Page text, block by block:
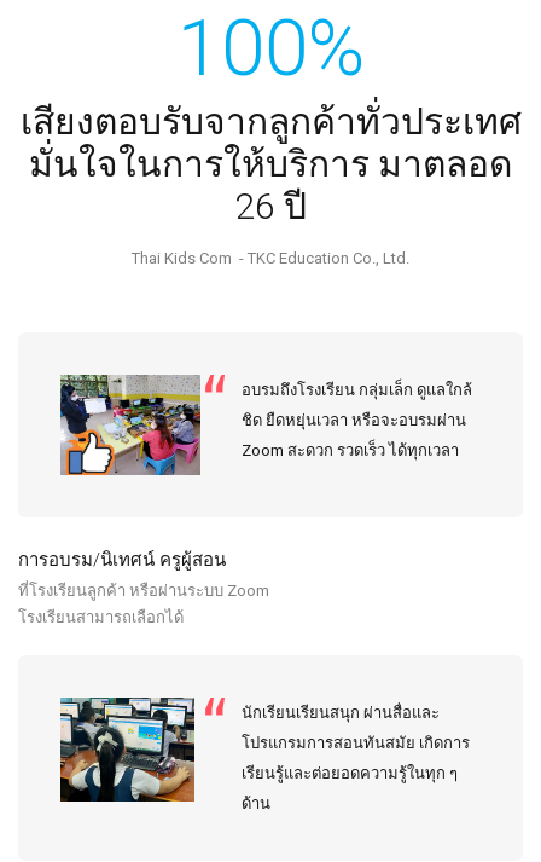
100%
เสียงตอบรับจากลูกค้าทั่วประเทศ
มั่นใจในการให้บริการ มาตลอด
26 ปี
Thai Kids Com - TKC Education Co., Ltd.
อบรมถึงโรงเรียน กลุ่มเล็ก ดูแลใกล้
ชิด ยืดหยุ่นเวลา หรือจะอบรมผ่าน
Zoom สะดวก รวดเร็ว ได้ทุกเวลา
การอบรม/นิเทศน์ ครูผู้สอน
ที่โรงเรียนลูกค้า หรือผ่านระบบ Zoom
โรงเรียนสามารถเลือกได้
นักเรียนเรียนสนุก ผ่านสื่อและ
โปรแกรมการสอนทันสมัย เกิดการ
เรียนรู้และต่อยอดความรู้ในทุก ๆ
ด้าน